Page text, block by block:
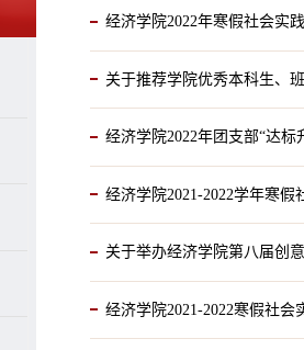
经济学院2022年寒假社会实
关于推荐学院优秀本科生、
经济学院2022年团支部“达标
经济学院2021-2022学年寒假
关于举办经济学院第八届创
经济学院2021-2022寒假社会